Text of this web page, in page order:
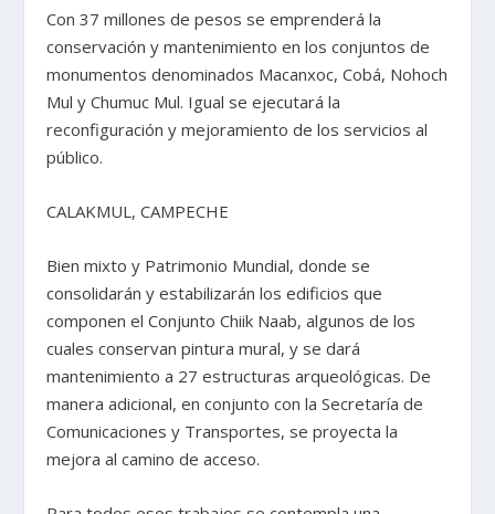
Con 37 millones de pesos se emprenderá la
conservación y mantenimiento en los conjuntos de
monumentos denominados Macanxoc, Cobá, Nohoch
Mul y Chumuc Mul. Igual se ejecutará la
reconfiguración y mejoramiento de los servicios al
público.
CALAKMUL, CAMPECHE
Bien mixto y Patrimonio Mundial, donde se
consolidarán y estabilizarán los edificios que
componen el Conjunto Chiik Naab, algunos de los
cuales conservan pintura mural, y se dará
mantenimiento a 27 estructuras arqueológicas. De
manera adicional, en conjunto con la Secretaría de
Comunicaciones y Transportes, se proyecta la
mejora al camino de acceso.